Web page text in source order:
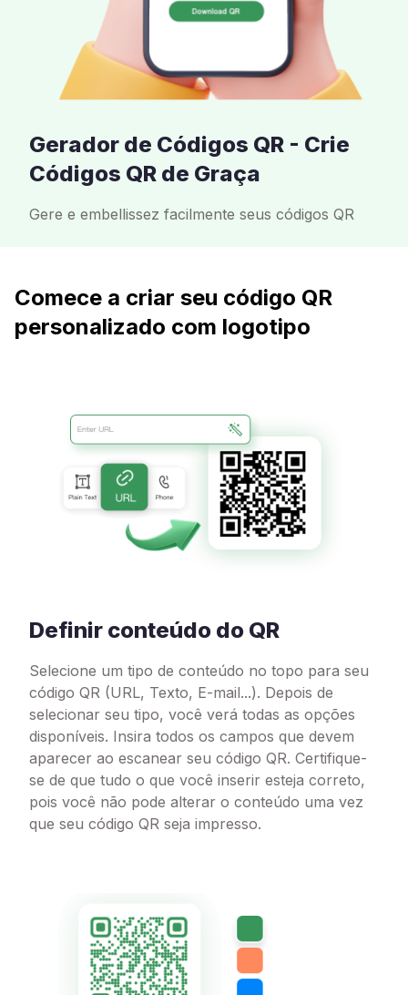
Gerador de Códigos QR - Crie
Códigos QR de Graça
Gere e embellissez facilmente seus códigos QR
Comece a criar seu código QR
personalizado com logotipo
Definir conteúdo do QR
Selecione um tipo de conteúdo no topo para seu
código QR (URL, Texto, E-mail...). Depois de
selecionar seu tipo, você verá todas as opções
disponíveis. Insira todos os campos que devem
aparecer ao escanear seu código QR. Certifique-
se de que tudo o que você inserir esteja correto,
pois você não pode alterar o conteúdo uma vez
que seu código QR seja impresso.